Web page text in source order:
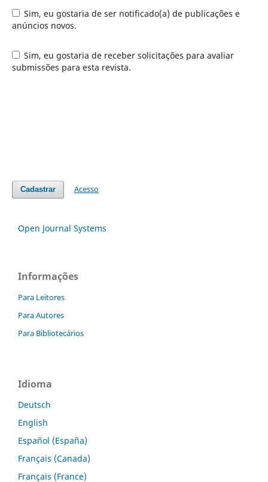
Sim, eu gostaria de ser notificado(a) de publicações e
anúncios novos.
Sim, eu gostaria de receber solicitações para avaliar
submissões para esta revista.
Cadastrar Acesso
Open Journal Systems
Informações
Para Leitores
Para Autores
Para Bibliotecários
Idioma
Deutsch
English
Español (España)
Français (Canada)
Français (France)